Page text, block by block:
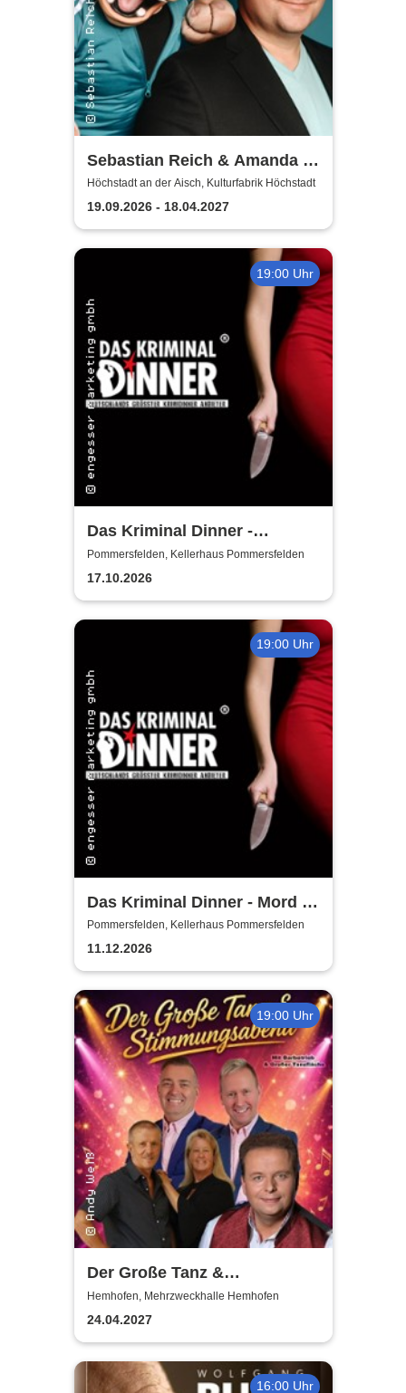
Sebastian Reich & Amanda -
Purer Zufall
Höchstadt an der Aisch, Kulturfabrik Höchstadt
19.09.2026 - 18.04.2027
19:00 Uhr
Das Kriminal Dinner -
Testament à la Carte
Pommersfelden, Kellerhaus Pommersfelden
17.10.2026
19:00 Uhr
Das Kriminal Dinner - Mord &
Tod - im Gasthof zur
Zapfsäule
Pommersfelden, Kellerhaus Pommersfelden
11.12.2026
19:00 Uhr
Der Große Tanz &
Stimmungsabend |
Mehrzweckhalle Hemhofen
Hemhofen, Mehrzweckhalle Hemhofen
24.04.2027
16:00 Uhr